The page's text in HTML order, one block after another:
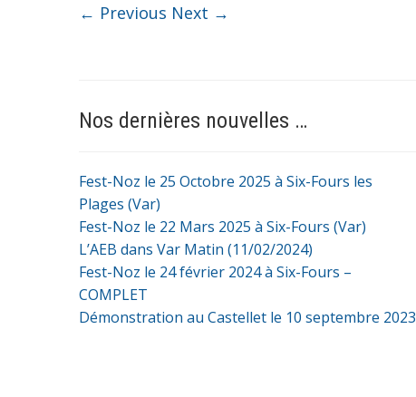
← Previous Next →
Nos dernières nouvelles …
Fest-Noz le 25 Octobre 2025 à Six-Fours les
Plages (Var)
Fest-Noz le 22 Mars 2025 à Six-Fours (Var)
L’AEB dans Var Matin (11/02/2024)
Fest-Noz le 24 février 2024 à Six-Fours –
COMPLET
Démonstration au Castellet le 10 septembre 2023